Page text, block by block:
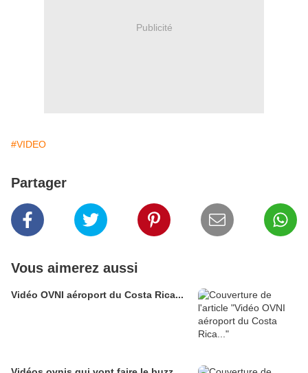
Publicité
#VIDEO
Partager
Vous aimerez aussi
Vidéo OVNI aéroport du Costa Rica...